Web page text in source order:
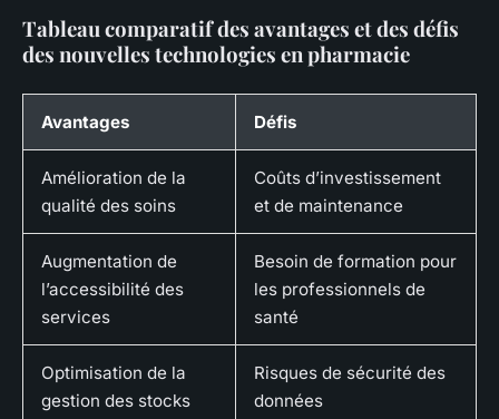
Tableau comparatif des avantages et des défis
des nouvelles technologies en pharmacie
Avantages Défis
Amélioration de la
qualité des soins
Coûts d’investissement
et de maintenance
Augmentation de
l’accessibilité des
services
Besoin de formation pour
les professionnels de
santé
Optimisation de la
gestion des stocks
Risques de sécurité des
données